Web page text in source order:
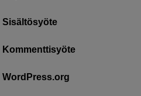
Sisältösyöte
Kommenttisyöte
WordPress.org